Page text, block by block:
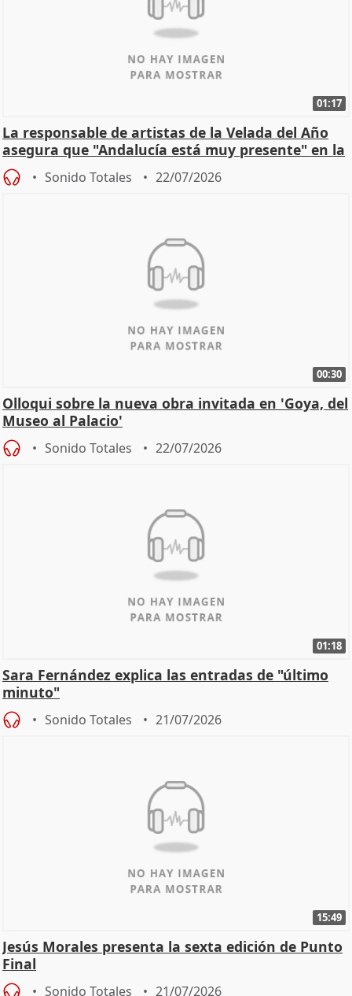
01:17
La responsable de artistas de la Velada del Año
asegura que "Andalucía está muy presente" en la
cita
Sonido Totales 22/07/2026
00:30
Olloqui sobre la nueva obra invitada en 'Goya, del
Museo al Palacio'
Sonido Totales 22/07/2026
01:18
Sara Fernández explica las entradas de "último
minuto"
Sonido Totales 21/07/2026
15:49
Jesús Morales presenta la sexta edición de Punto
Final
Sonido Totales 21/07/2026